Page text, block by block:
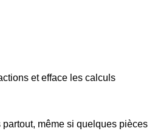
et efface les calculs
même si quelques pièces